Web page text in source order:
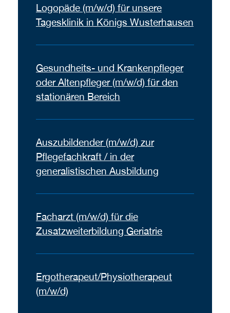
Logopäde (m/w/d) für unsere
Tagesklinik in Königs Wusterhausen
Gesundheits- und Krankenpfleger
oder Altenpfleger (m/w/d) für den
stationären Bereich
Auszubildender (m/w/d) zur
Pflegefachkraft / in der
generalistischen Ausbildung
Facharzt (m/w/d) für die
Zusatzweiterbildung Geriatrie
Ergotherapeut/Physiotherapeut
(m/w/d)